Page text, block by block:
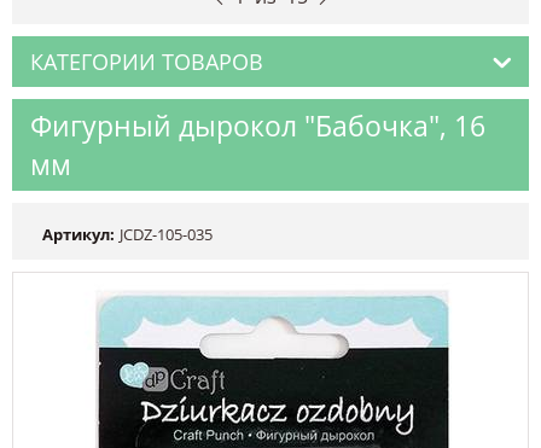
КАТЕГОРИИ ТОВАРОВ
Фигурный дырокол "Бабочка", 16
мм
Артикул: JCDZ-105-035